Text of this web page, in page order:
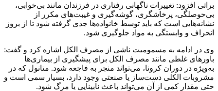
براتی افزود: تغییرات ناگهانی رفتاری در فرزندان مانند بی‌خوابی،
بی‌حوصلگی، پرخاشگری، گوشه‌گیری و غیبت‌های مکرر از
نشانه‌هایی است که باید توسط خانواده‌ها جدی گرفته شود تا از بروز
انحراف و وابستگی به مواد جلوگیری شود.
وی در ادامه به مسمومیت ناشی از مصرف الکل اشاره کرد و گفت:
باورهای غلطی مانند مصرف الکل برای پیشگیری از بیماری‌ها
به‌ویژه در دوران کرونا، می‌تواند منجر به فاجعه شود. متانول که در
مشروبات الکلی دست‌ساز یا صنعتی وجود دارد، بسیار سمی است و
حتی مقدار کمی از آن می‌تواند باعث نابینایی یا مرگ شود.